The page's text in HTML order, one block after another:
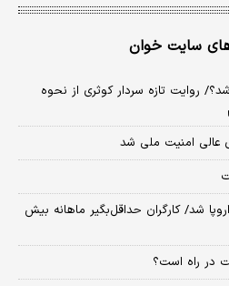
سایت خوان
روایت تازه سردار کوثری از نحوه
عالی امنیت ملی شد
شد/ کارگران حداقل‌بگیر ماهانه بیش
در راه است؟